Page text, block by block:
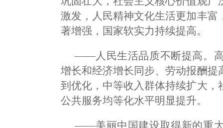
激发，人民精神文化生活更加丰
著增强，国家软实力持续提高。
——人民生活品质不断提高。
增长和经济增长同步、劳动报酬
到优化，中等收入群体持续扩大
公共服务均等化水平明显提升。
——美丽中国建设取得新的重